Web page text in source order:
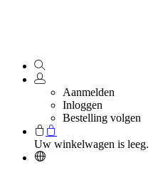
Aanmelden
Inloggen
Bestelling volgen
Uw winkelwagen is leeg.